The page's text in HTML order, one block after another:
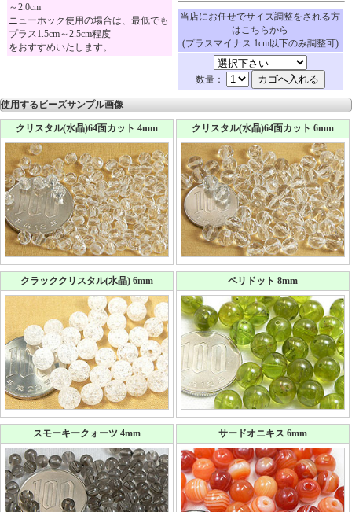
～2.0cm
ニューホック使用の場合は、最低でも
プラス1.5cm～2.5cm程度
をおすすめいたします。
当店にお任せでサイズ調整をされる方
はこちらから
(プラスマイナス 1cm以下のみ調整可)
数量：
使用するビーズサンプル画像
クリスタル(水晶)64面カット 4mm クリスタル(水晶)64面カット 6mm
クラッククリスタル(水晶) 6mm ペリドット 8mm
スモーキークォーツ 4mm サードオニキス 6mm